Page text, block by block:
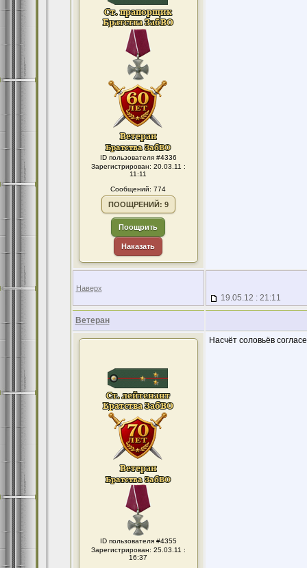
ID пользователя #4336
Зарегистрирован: 20.03.11 :
11:11
Сообщений: 774
ПООЩРЕНИЙ: 9
Поощрить
Наказать
Наверх
19.05.12 : 21:11
Ветеран
ID пользователя #4355
Зарегистрирован: 25.03.11 :
16:37
Насчёт соловьёв